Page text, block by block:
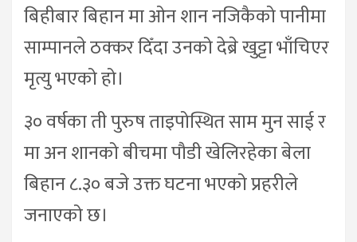
बिहीबार बिहान मा ओन शान नजिकैको पानीमा
साम्पानले ठक्कर दिँदा उनको देब्रे खुट्टा भाँचिएर
मृत्यु भएको हो।
३० वर्षका ती पुरुष ताइपोस्थित साम मुन साई र
मा अन शानको बीचमा पौडी खेलिरहेका बेला
बिहान ८.३० बजे उक्त घटना भएको प्रहरीले
जनाएको छ।